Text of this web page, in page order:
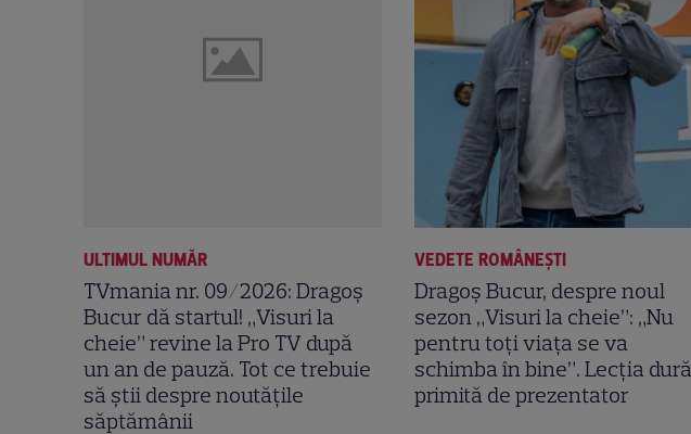
ULTIMUL NUMĂR
TVmania nr. 09/2026: Dragoș
Bucur dă startul! „Visuri la
cheie” revine la Pro TV după
un an de pauză. Tot ce trebuie
să știi despre noutățile
săptămânii
VEDETE ROMÂNEŞTI
Dragoș Bucur, despre noul
sezon „Visuri la cheie”: „Nu
pentru toți viața se va
schimba în bine”. Lecția dură
primită de prezentator